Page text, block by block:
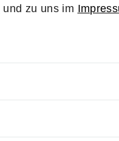
und zu uns im